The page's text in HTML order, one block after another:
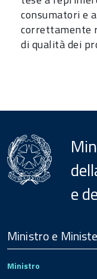
consumatori e
correttamente
di qualità dei
e
Footer
Ministro e
Ministro